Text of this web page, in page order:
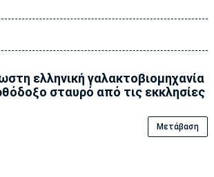
ελληνική γαλακτοβιομηχανία
σταυρό από τις εκκλησίες
Μετάβαση